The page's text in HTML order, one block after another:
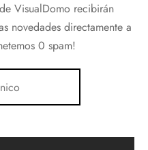
VisualDomo recibirán
novedades directamente a
0 spam!